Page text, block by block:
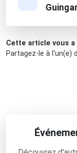
Cette article vous a
Partagez-le à l'un(e)